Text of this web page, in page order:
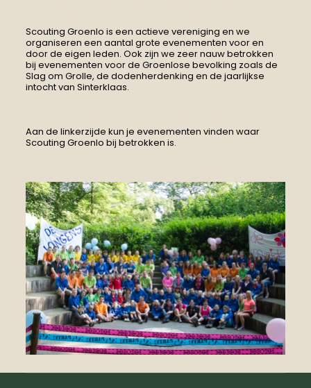
Scouting Groenlo is een actieve vereniging en we
organiseren een aantal grote evenementen voor en
door de eigen leden. Ook zijn we zeer nauw betrokken
bij evenementen voor de Groenlose bevolking zoals de
Slag om Grolle, de dodenherdenking en de jaarlijkse
intocht van Sinterklaas.
Aan de linkerzijde kun je evenementen vinden waar
Scouting Groenlo bij betrokken is.